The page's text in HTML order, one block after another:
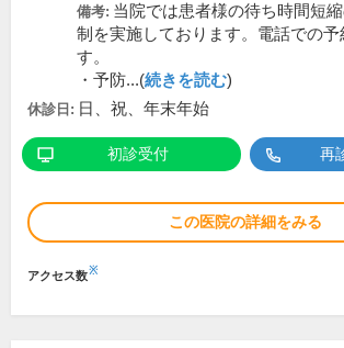
備考: 当院では患者様の待ち時間短
制を実施しております。電話での予
す。
・予防...(続きを読む)
休診日: 日、祝、年末年始
初診受付 再
この医院の詳細をみる
アクセス数※